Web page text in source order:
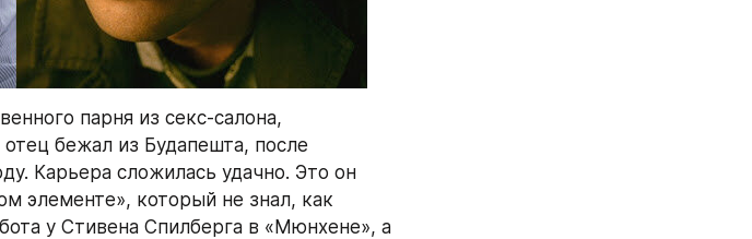
парня из секс-салона,
бежал из Будапешта, после
Карьера сложилась удачно. Это он
элементе», который не знал, как
у Стивена Спилберга в «Мюнхене», а